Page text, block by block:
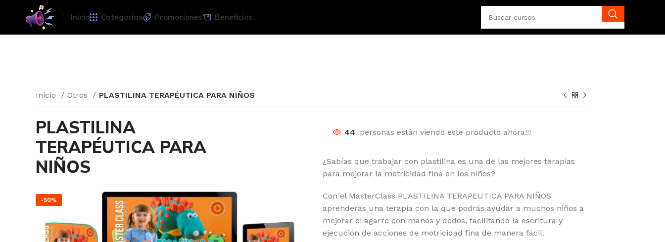
Inicio Categorías Promociones Beneficios
Inicio Otros PLASTILINA TERAPÉUTICA PARA NIÑOS
PLASTILINA
TERAPÉUTICA PARA
NIÑOS
-50%
44 personas están viendo este producto ahora!!!
¿Sabías que trabajar con plastilina es una de las mejores terapias
para mejorar la motricidad fina en los niños?
Con el MasterClass PLASTILINA TERAPEUTICA PARA NIÑOS
aprenderás una terapia con la que podrás ayudar a muchos niños a
mejorar el agarre con manos y dedos, facilitando la escritura y
ejecución de acciones de motricidad fina de manera fácil.